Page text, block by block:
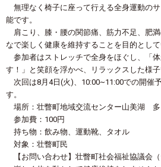
無理なく椅子に座って行える全身運動の
能です。
肩こり、膝・腰の関節痛、筋力不足、肥
なで楽しく健康を維持することを目的として
参加者はストレッチで全身をほぐし、「
す！」と笑顔を浮かべ、リラックスした様子
次回は8月4日(火)、10:00~11:00での開催
す。
場所：壮瞥町地域交流センター山美湖 多
参加費：100円
持ち物：飲み物、運動靴、タオル
対象：壮瞥町民
【お問い合わせ】壮瞥町社会福祉協議会